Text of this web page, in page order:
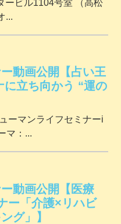
ービル1104号室 （⾼松
...
動画公開【占い王
立ち向かう “運の
ーマンライフセミナーi
マ：...
動画公開【医療
ー「介護×リハビ
グ」】